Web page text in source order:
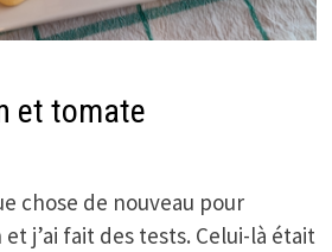
et tomate
chose de nouveau pour
j’ai fait des tests. Celui-là était